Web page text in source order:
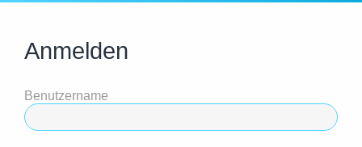
Anmelden
Benutzername